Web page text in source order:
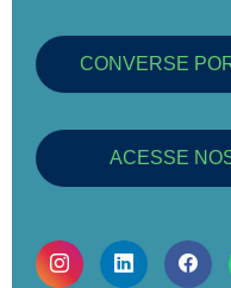
CONVERSE
ACESSE